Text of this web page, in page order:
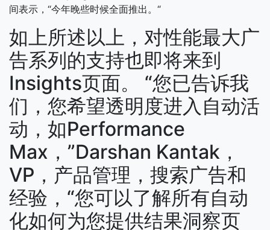
间表示，“今年晚些时候全面推出。“
如上所述以上，对性能最大广
告系列的支持也即将来到
Insights页面。 “您已告诉我
们，您希望透明度进入自动活
动，如Performance
Max，”Darshan Kantak，
VP，产品管理，搜索广告和
经验，“您可以了解所有自动
化如何为您提供结果洞察页